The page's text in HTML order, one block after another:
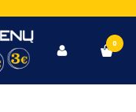
0
Prekės vakarėliams